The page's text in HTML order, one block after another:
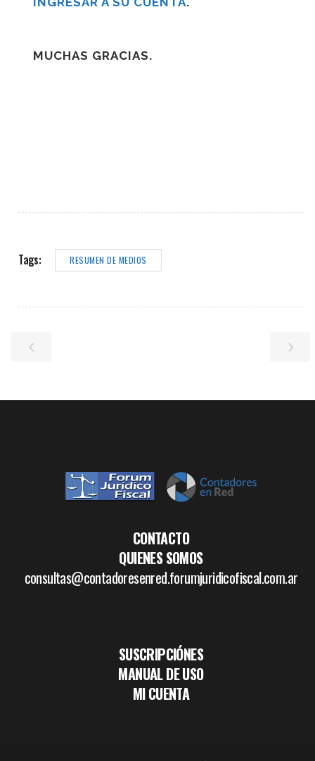
MUCHAS GRACIAS.
Tags: RESUMEN DE MEDIOS
CONTACTO
QUIENES SOMOS
consultas@contadoresenred.forumjuridicofiscal.com.ar
SUSCRIPCIÓNES
MANUAL DE USO
MI CUENTA